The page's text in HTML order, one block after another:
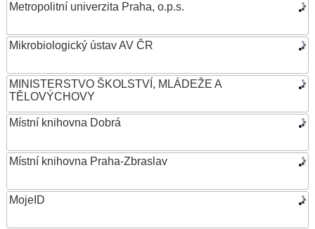
Metropolitní univerzita Praha, o.p.s.
Mikrobiologický ústav AV ČR
MINISTERSTVO ŠKOLSTVÍ, MLÁDEŽE A
TĚLOVÝCHOVY
Místní knihovna Dobrá
Místní knihovna Praha-Zbraslav
MojeID